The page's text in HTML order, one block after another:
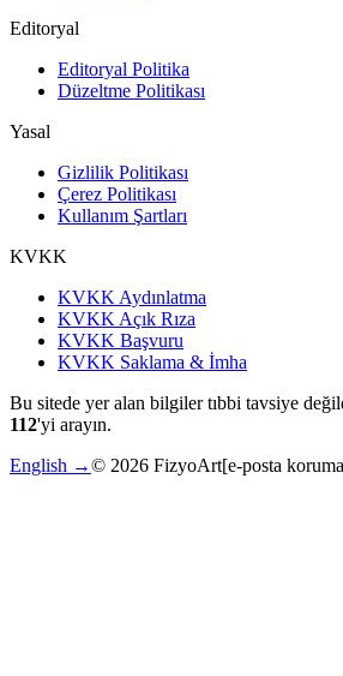
Editoryal
Editoryal Politika
Düzeltme Politikası
Yasal
Gizlilik Politikası
Çerez Politikası
Kullanım Şartları
KVKK
KVKK Aydınlatma
KVKK Açık Rıza
KVKK Başvuru
KVKK Saklama & İmha
Bu sitede yer alan bilgiler tıbbi tavsiye
112'yi arayın.
English →© 2026 FizyoArt[e-posta